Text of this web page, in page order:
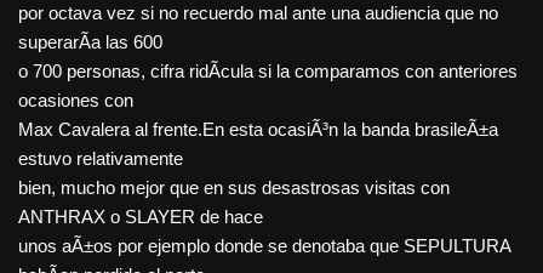
por octava vez si no recuerdo mal ante una audiencia que no
superarÃ­a las 600
o 700 personas, cifra ridÃ­cula si la comparamos con anteriores
ocasiones con
Max Cavalera al frente.En esta ocasiÃ³n la banda brasileÃ±a
estuvo relativamente
bien, mucho mejor que en sus desastrosas visitas con
ANTHRAX o SLAYER de hace
unos aÃ±os por ejemplo donde se denotaba que SEPULTURA